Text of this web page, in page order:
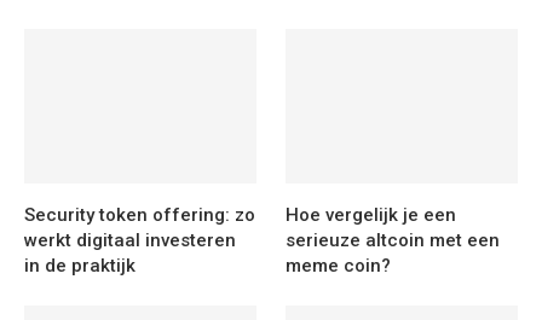
Security token offering: zo
werkt digitaal investeren
in de praktijk
Hoe vergelijk je een
serieuze altcoin met een
meme coin?